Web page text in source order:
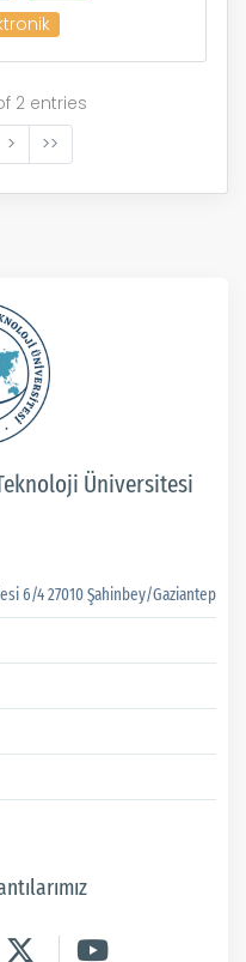
2 entries
> >>
Üniversitesi
6/4 27010 Şahinbey/Gaziantep